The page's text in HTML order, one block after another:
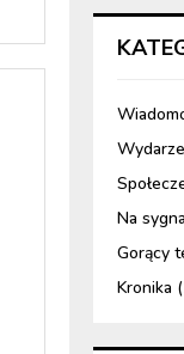
Na
Gorący
Kronika